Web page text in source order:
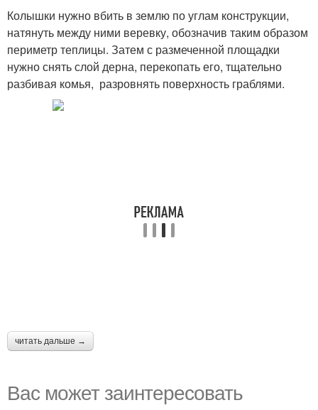
Колышки нужно вбить в землю по углам конструкции,
натянуть между ними веревку, обозначив таким образом
периметр теплицы. Затем с размеченной площадки
нужно снять слой дерна, перекопать его, тщательно
разбивая комья, разровнять поверхность граблями.
читать дальше →
Вас может заинтересовать